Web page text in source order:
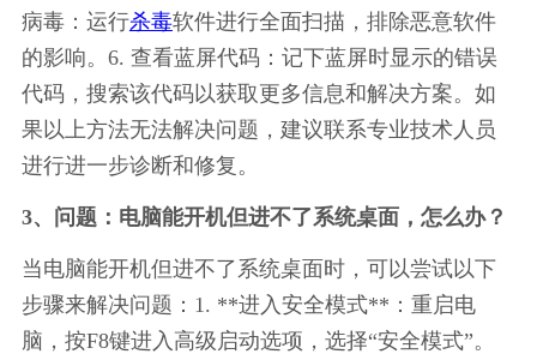
病毒：运行杀毒软件进行全面扫描，排除恶意软件
的影响。6. 查看蓝屏代码：记下蓝屏时显示的错误
代码，搜索该代码以获取更多信息和解决方案。如
果以上方法无法解决问题，建议联系专业技术人员
进行进一步诊断和修复。
3、问题：电脑能开机但进不了系统桌面，怎么办？
当电脑能开机但进不了系统桌面时，可以尝试以下
步骤来解决问题：1. **进入安全模式**：重启电
脑，按F8键进入高级启动选项，选择“安全模式”。